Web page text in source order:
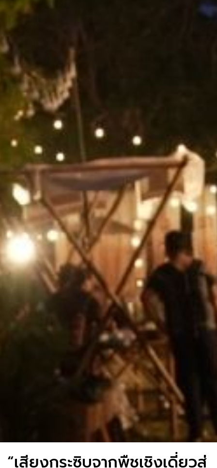
“เสียงกระซิบจากพืชเชิงเดี่ยวสู่